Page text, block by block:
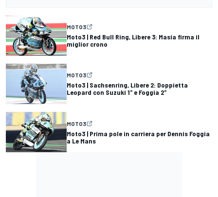
MOTO3
Moto3 | Red Bull Ring, Libere 3: Masia firma il
miglior crono
MOTO3
Moto3 | Sachsenring, Libere 2: Doppietta
Leopard con Suzuki 1° e Foggia 2°
MOTO3
Moto3 | Prima pole in carriera per Dennis Foggia
a Le Mans